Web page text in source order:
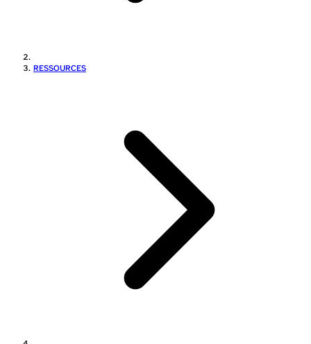
RESSOURCES